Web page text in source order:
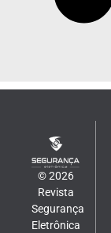
© 2026
Revista
Segurança
Eletrônica